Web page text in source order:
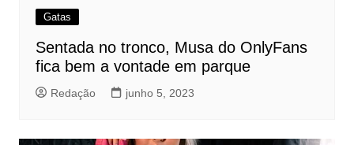
Gatas
Sentada no tronco, Musa do OnlyFans
fica bem a vontade em parque
Redação junho 5, 2023